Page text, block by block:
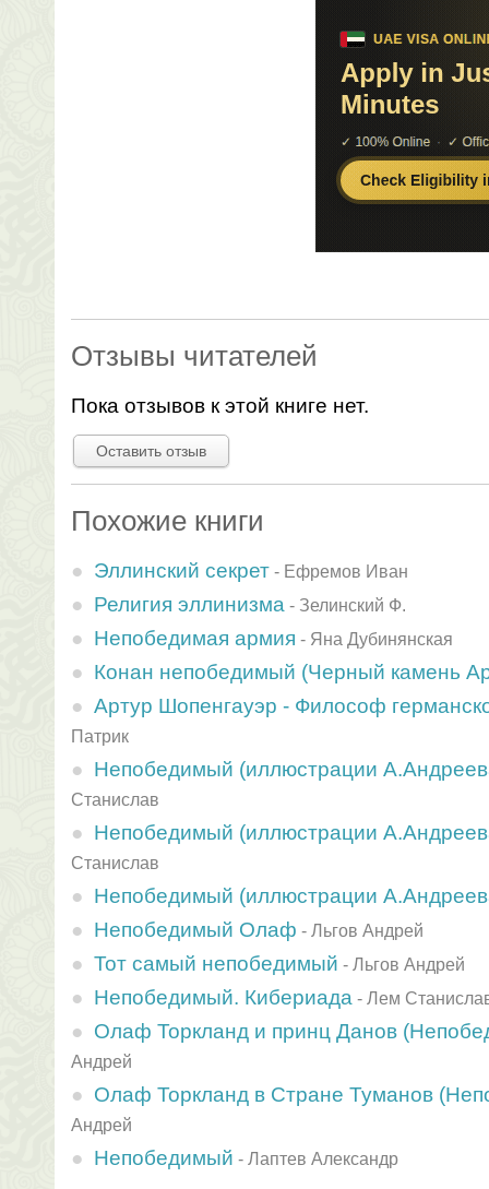
Отзывы читателей
Пока отзывов к этой книге нет.
Оставить отзыв
Похожие книги
Эллинский секрет - Ефремов Иван
Религия эллинизма - Зелинский Ф.
Непобедимая армия - Яна Дубинянская
Конан непобедимый (Черный камень
Артур Шопенгауэр - Философ
Патрик
Непобедимый (иллюстрации
Станислав
Непобедимый (иллюстрации
Станислав
Непобедимый (иллюстрации
Непобедимый Олаф - Льгов Андрей
Тот самый непобедимый - Льгов Андрей
Непобедимый. Кибериада - Лем
Олаф Торкланд и принц Данов
Андрей
Олаф Торкланд в Стране Туманов
Андрей
Непобедимый - Лаптев Александр